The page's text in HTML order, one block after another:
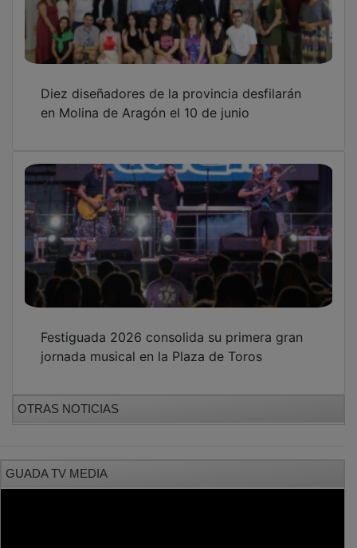
Diez diseñadores de la provincia desfilarán
en Molina de Aragón el 10 de junio
Festiguada 2026 consolida su primera gran
jornada musical en la Plaza de Toros
OTRAS NOTICIAS
GUADA TV MEDIA